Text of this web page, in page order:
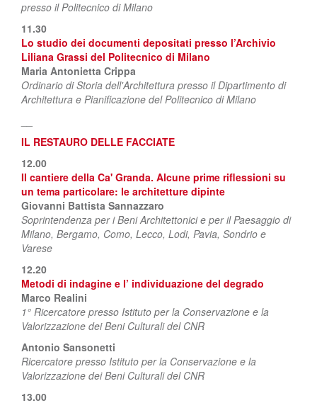
presso il Politecnico di Milano
11.30
Lo studio dei documenti depositati presso l’Archivio
Liliana Grassi del Politecnico di Milano
Maria Antonietta Crippa
Ordinario di Storia dell'Architettura presso il Dipartimento di
Architettura e Pianificazione del Politecnico di Milano
IL RESTAURO DELLE FACCIATE
12.00
Il cantiere della Ca' Granda. Alcune prime riflessioni su
un tema particolare: le architetture dipinte
Giovanni Battista Sannazzaro
Soprintendenza per i Beni Architettonici e per il Paesaggio di
Milano, Bergamo, Como, Lecco, Lodi, Pavia, Sondrio e
Varese
12.20
Metodi di indagine e l’ individuazione del degrado
Marco Realini
1° Ricercatore presso Istituto per la Conservazione e la
Valorizzazione dei Beni Culturali del CNR
Antonio Sansonetti
Ricercatore presso Istituto per la Conservazione e la
Valorizzazione dei Beni Culturali del CNR
13.00